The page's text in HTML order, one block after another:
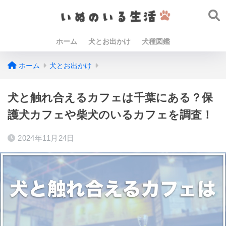
ホーム 犬とお出かけ 犬種図鑑
ホーム 犬とお出かけ
犬と触れ合えるカフェは千葉にある？保
護犬カフェや柴犬のいるカフェを調査！
2024年11月24日